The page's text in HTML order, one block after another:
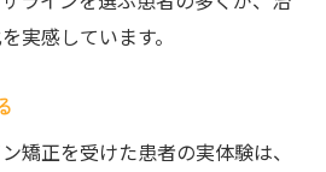
実感しています。
矯正を受けた患者の実体験は、